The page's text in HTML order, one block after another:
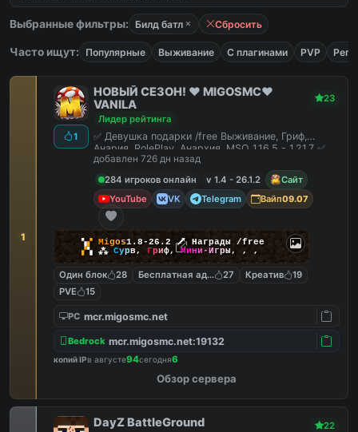
Выбранные фильтры: Билд батл Сбросить
Часто ищут: Популярные Выживание С плагинами PVP
1
1
НОВЫЙ СЕЗОН! ❤️ MIGOSMC❤️
VANILA
23
Лидер рейтинга
✅ Девушка подарки /free Выживание, Гриф,
Анария, RolePlay, Анархия, MSO 1.16.5 - 1.21.7 ✅
добавлен 726 дн назад
284 игроков онлайн
v 1.4 - 26.1.2
Сайт
YouTube
VK Telegram Вайп09.07
▚▞ Migos1.8-26.2🗡 Награды /free
▞▚ ⁂ Сурв, Гриф,Мини-Игры, , ,
Один блок 28 Бесплатная админка
27 Креатив
19
PVE
15
PC mcr.migosmc.net
Bedrock mcr.migosmc.net:19132
копий IPв августе94сегодня6
Обзор сервера
DayZ BattleGround 22